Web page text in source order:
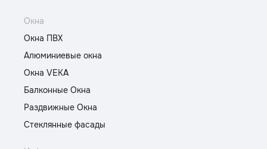
Окна
Окна ПВХ
Алюминиевые окна
Окна VEKA
Балконные Окна
Раздвижные Окна
Стеклянные фасады